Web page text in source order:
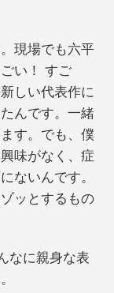
現場でも六平
い！ すご
しい代表作に
んです。一緒
す。でも、僕
味がなく、症
ないんです。
ッとするもの
なに親身な表